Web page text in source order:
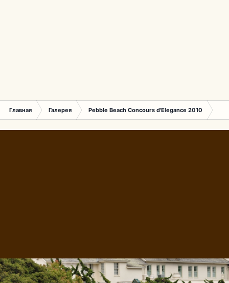
Главная Галерея Pebble Beach Concours d'Elegance 2010